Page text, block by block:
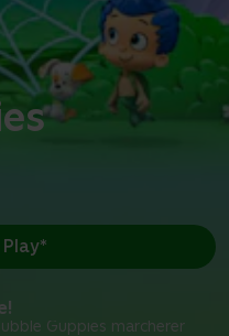
Guppies marcherer
Play*